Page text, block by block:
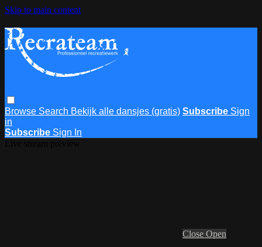
Skip to main content
Browse Search Bekijk alle dansjes (gratis) Subscribe Sign
in
Subscribe Sign In
Close Open